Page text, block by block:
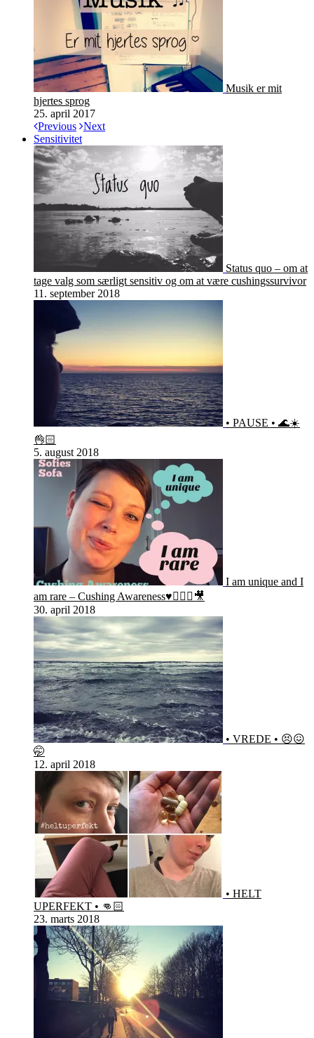
Musik er mit
hjertes sprog
25. april 2017
Previous Next
Sensitivitet
Status quo – om at
tage valg som særligt sensitiv og om at være cushingssurvivor
11. september 2018
• PAUSE • 🌊☀️
👌🏻
5. august 2018
I am unique and I
am rare – Cushing Awareness♥️🙋🏻‍♀️🎥
30. april 2018
• VREDE • 😣😖
🤭
12. april 2018
• HELT
UPERFEKT • 👊🏻
23. marts 2018